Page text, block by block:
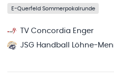
E-Querfeld Sommerpokalrunde
TV Concordia Enger